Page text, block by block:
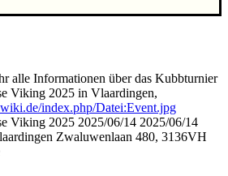
alle Informationen über das Kubbturnier
Viking 2025 in Vlaardingen,
index.php/Datei:Event.jpg
Viking 2025 2025/06/14 2025/06/14
Zwaluwenlaan 480, 3136VH